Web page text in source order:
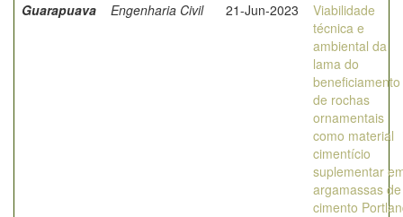
Guarapuava
Engenharia Civil 21-Jun-2023
Viabilidade
técnica e
ambiental da
lama do
beneficiamento
de rochas
ornamentais
como material
cimentício
suplementar
argamassas de
cimento